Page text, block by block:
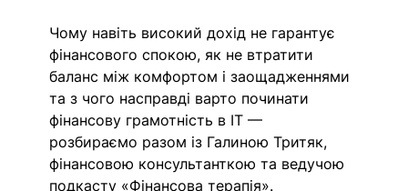
Чому навіть високий дохід не гарантує
фінансового спокою, як не втратити
баланс між комфортом і заощадженнями
та з чого насправді варто починати
фінансову грамотність в IT —
розбираємо разом із Галиною Тритяк,
фінансовою консультанткою та ведучою
подкасту «Фінансова терапія».